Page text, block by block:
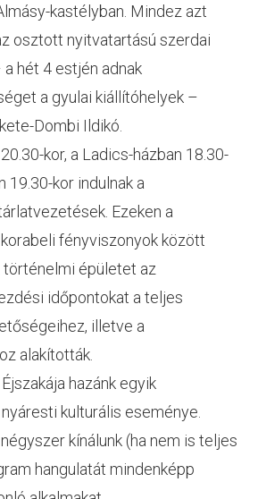
kastélyban. Mindez azt
osztott nyitvatartású szerdai
hét 4 estjén adnak
a gyulai kiállítóhelyek –
Dombi Ildikó.
kor, a Ladics-házban 18.30-
19.30-kor indulnak a
Ezeken a
fényviszonyok között
épületet az
időpontokat a teljes
illetve a
alakították.
hazánk egyik
kulturális eseménye.
kínálunk (ha nem is teljes
hangulatát mindenképp